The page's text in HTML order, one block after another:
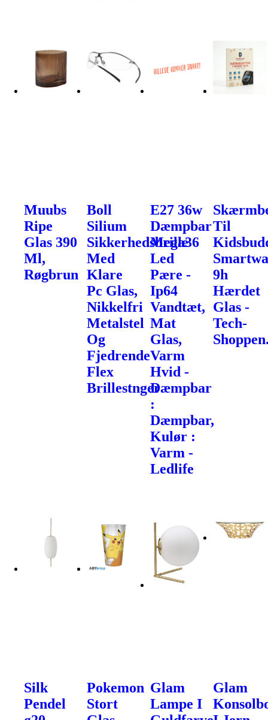
Muubs
Ripe
Glas 390
Ml,
Røgbrun
Boll
Silium
Sikkerhedsbrille
Med
Klare
Pc Glas,
Nikkelfri
Metalstel
Og
Fjedrende
Flex
Brillestnger
E27 36w
Dæmpbar
Mega36
Led
Pære -
Ip64
Vandtæt,
Mat
Glas,
Varm
Hvid -
Dæmpbar
:
Dæmpbar,
Kulør :
Varm -
Ledlife
Til
9h
Hærdet
Glas -
Tech-
Silk
Pendel
Pokemon
Stort
Glam
Lampe I
Glam